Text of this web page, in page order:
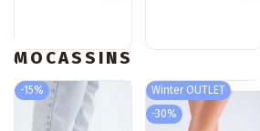
MOCASSINS
-15%
Winter OUTLET
-30%